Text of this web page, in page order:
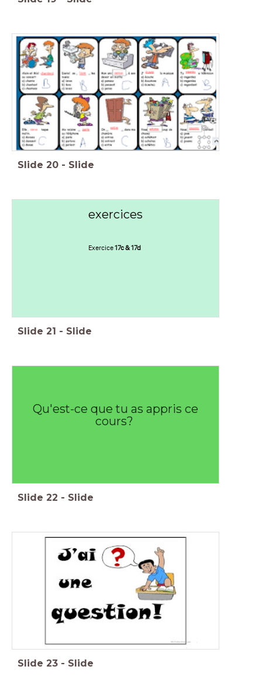
Slide 20 - Slide
exercices
Exercice17c & 17d
Slide 21 - Slide
Qu'est-ce que tu as appris ce
cours?
Slide 22 - Slide
Slide 23 - Slide